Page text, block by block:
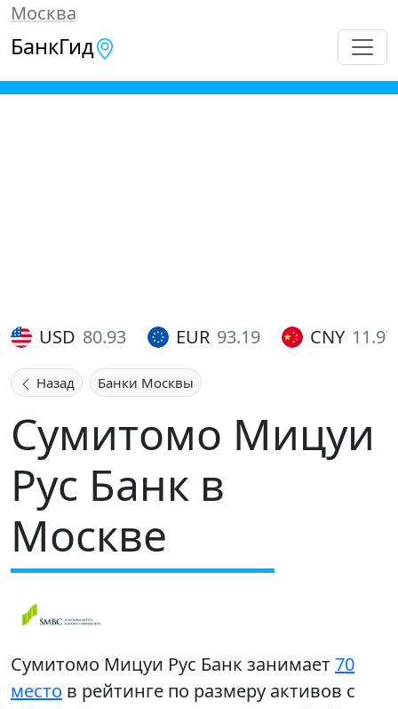
Москва
БанкГид
USD 80.93 EUR 93.19 CNY 11.97
Назад Банки Москвы
Сумитомо Мицуи
Рус Банк в
Москве
Сумитомо Мицуи Рус Банк занимает 70
место в рейтинге по размеру активов с